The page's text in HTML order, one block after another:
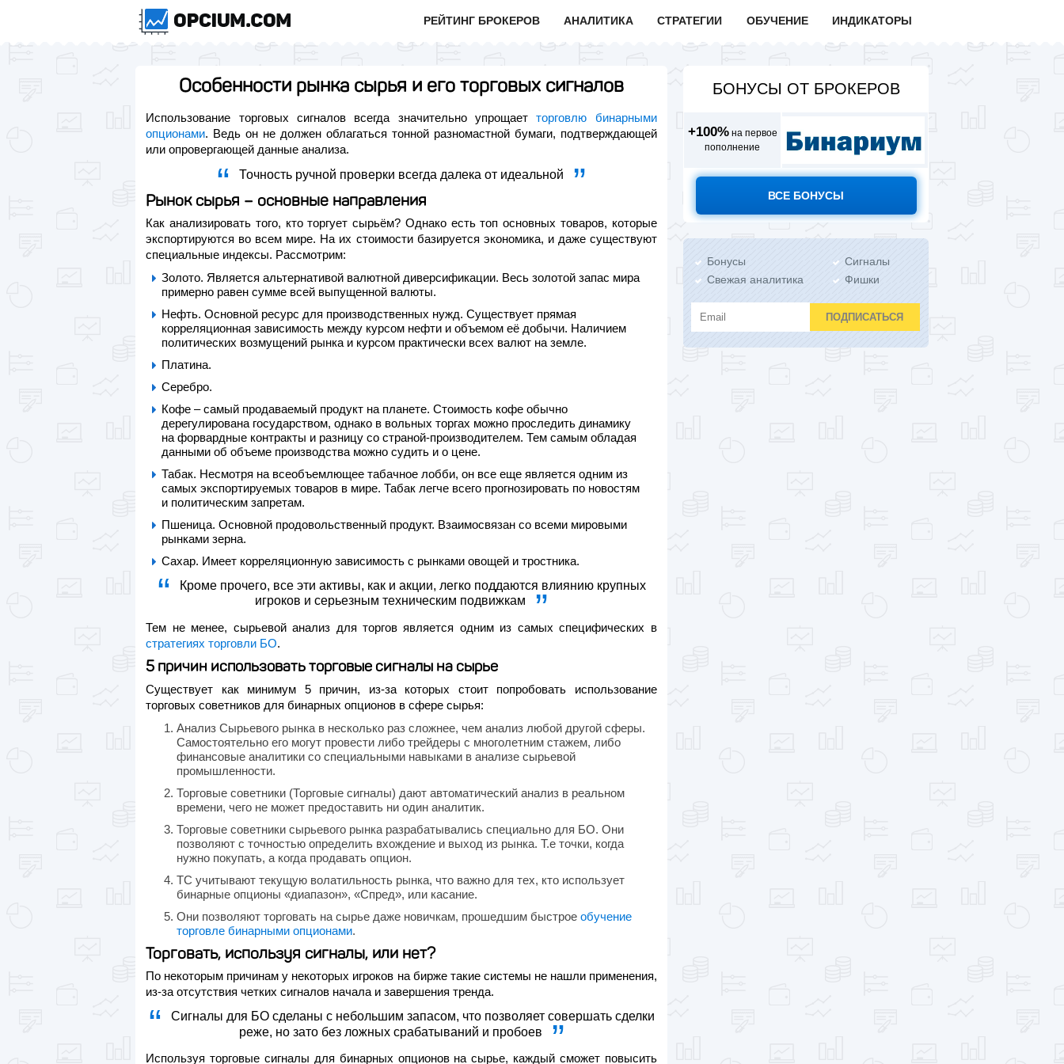
РЕЙТИНГ БРОКЕРОВ АНАЛИТИКА СТРАТЕГИИ ОБУЧЕНИЕ ИНДИКАТОРЫ
Особенности рынка сырья и его торговых сигналов
Использование торговых сигналов всегда значительно упрощаетторговлю бинарными
опционами. Ведь он не должен облагаться тонной разномастной бумаги, подтверждающей
или опровергающей данные анализа.
Точность ручной проверки всегда далека от идеальной
Рынок сырья – основные направления
Как анализировать того, кто торгует сырьём? Однако есть топ основных товаров, которые
экспортируются во всем мире. На их стоимости базируется экономика, и даже существуют
специальные индексы. Рассмотрим:
Золото. Является альтернативой валютной диверсификации. Весь золотой запас мира
примерно равен сумме всей выпущенной валюты.
Нефть. Основной ресурс для производственных нужд. Существует прямая
корреляционная зависимость между курсом нефти и объемом её добычи. Наличием
политических возмущений рынка и курсом практически всех валют на земле.
Платина.
Серебро.
Кофе – самый продаваемый продукт на планете. Стоимость кофе обычно
дерегулирована государством, однако в вольных торгах можно проследить динамику
на форвардные контракты и разницу со страной-производителем. Тем самым обладая
данными об объеме производства можно судить и о цене.
Табак. Несмотря на всеобъемлющее табачное лобби, он все еще является одним из
самых экспортируемых товаров в мире. Табак легче всего прогнозировать по новостям
и политическим запретам.
Пшеница. Основной продовольственный продукт. Взаимосвязан со всеми мировыми
рынками зерна.
Сахар. Имеет корреляционную зависимость с рынками овощей и тростника.
Кроме прочего, все эти активы, как и акции, легко поддаются влиянию крупных
игроков и серьезным техническим подвижкам
Тем не менее, сырьевой анализ для торгов является одним из самых специфических в
стратегиях торговли БО.
5 причин использовать торговые сигналы на сырье
Существует как минимум 5 причин, из-за которых стоит попробовать использование
торговых советников для бинарных опционов в сфере сырья:
Анализ Сырьевого рынка в несколько раз сложнее, чем анализ любой другой сферы.
Самостоятельно его могут провести либо трейдеры с многолетним стажем, либо
финансовые аналитики со специальными навыками в анализе сырьевой
промышленности.
Торговые советники (Торговые сигналы) дают автоматический анализ в реальном
времени, чего не может предоставить ни один аналитик.
Торговые советники сырьевого рынка разрабатывались специально для БО. Они
позволяют с точностью определить вхождение и выход из рынка. Т.е точки, когда
нужно покупать, а когда продавать опцион.
ТС учитывают текущую волатильность рынка, что важно для тех, кто использует
бинарные опционы «диапазон», «Спред», или касание.
Они позволяют торговать на сырье даже новичкам, прошедшим быстроеобучение
торговле бинарными опционами.
Торговать, используя сигналы, или нет?
По некоторым причинам у некоторых игроков на бирже такие системы не нашли применения,
из-за отсутствия четких сигналов начала и завершения тренда.
Сигналы для БО сделаны с небольшим запасом, что позволяет совершать сделки
реже, но зато без ложных срабатываний и пробоев
Используя торговые сигналы для бинарных опционов на сырье, каждый сможет повысить
БОНУСЫ ОТ БРОКЕРОВ
+100%на первое
пополнение
ВСЕ БОНУСЫ
Бонусы
Свежая аналитика
Сигналы
Фишки
ПОДПИСАТЬСЯ